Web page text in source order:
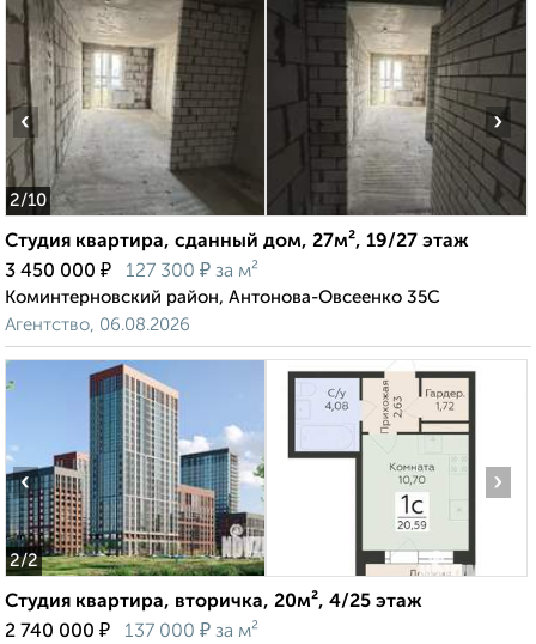
2/10
‹ ›
Студия квартира, сданный дом, 27м², 19/27 этаж
3 450 000 ₽ 127 300 ₽ за м²
Коминтерновский район, Антонова-Овсеенко 35С
Агентство, 06.08.2026
2/2
‹ ›
Студия квартира, вторичка, 20м², 4/25 этаж
2 740 000 ₽ 137 000 ₽ за м²